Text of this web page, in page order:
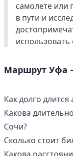
самолете или
в пути и
использовать
Маршрут Уфа
Как долго
Какова
Сочи?
Сколько стоит